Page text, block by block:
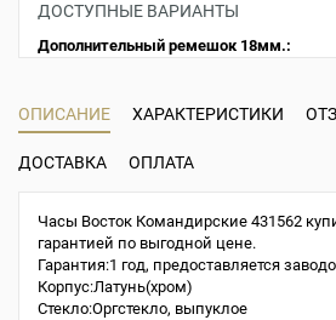
ДОСТУПНЫЕ ВАРИАНТЫ
Дополнительный ремешок 18мм.:
ОПИСАНИЕ ХАРАКТЕРИСТИКИ
ДОСТАВКА ОПЛАТА
Часы Восток Командирские 431562
гарантией по выгодной цене.
Гарантия:1 год, предоставляется
Корпус:Латунь(хром)
Стекло:Оргстекло, выпуклое